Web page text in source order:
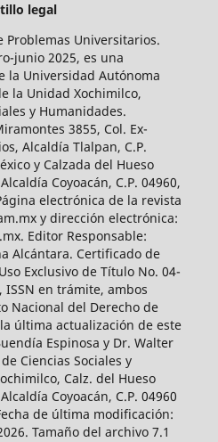
legal
Problemas Universitarios.
junio 2025, es una
la Universidad Autónoma
la Unidad Xochimilco,
y Humanidades.
3855, Col. Ex-
Alcaldía Tlalpan, C.P.
y Calzada del Hueso
Coyoacán, C.P. 04960,
electrónica de la revista
y dirección electrónica:
Editor Responsable:
Alcántara. Certificado de
Exclusivo de Título No. 04-
ISSN en trámite, ambos
Nacional del Derecho de
última actualización de este
Espinosa y Dr. Walter
Ciencias Sociales y
Calz. del Hueso
Coyoacán, C.P. 04960
de última modificación:
Tamaño del archivo 7.1